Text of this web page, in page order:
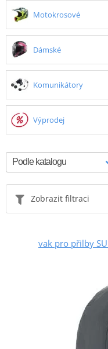
Motokrosové
Dámské
Komunikátory
Výprodej
Zobrazit filtraci
vak pro přilby